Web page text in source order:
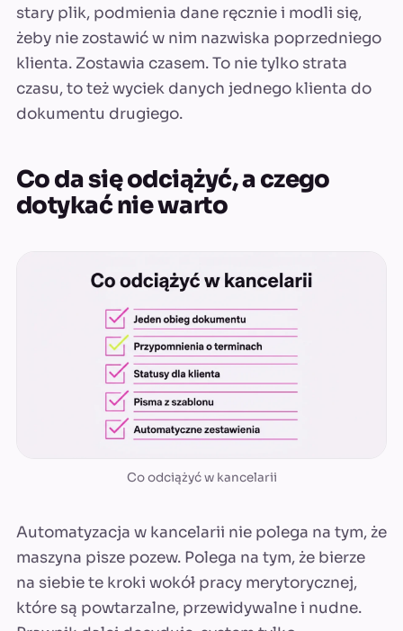
stary plik, podmienia dane ręcznie i modli się,
żeby nie zostawić w nim nazwiska poprzedniego
klienta. Zostawia czasem. To nie tylko strata
czasu, to też wyciek danych jednego klienta do
dokumentu drugiego.
Co da się odciążyć, a czego
dotykać nie warto
Co odciążyć w kancelarii
Automatyzacja w kancelarii nie polega na tym, że
maszyna pisze pozew. Polega na tym, że bierze
na siebie te kroki wokół pracy merytorycznej,
które są powtarzalne, przewidywalne i nudne.